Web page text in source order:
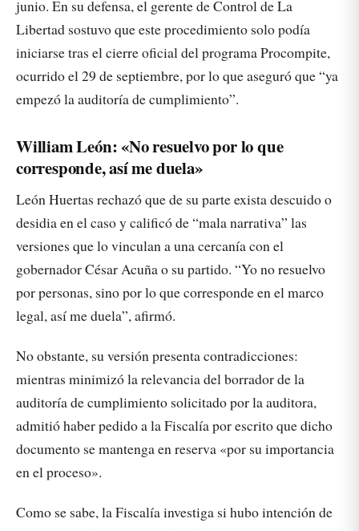
junio. En su defensa, el gerente de Control de La
Libertad sostuvo que este procedimiento solo podía
iniciarse tras el cierre oficial del programa Procompite,
ocurrido el 29 de septiembre, por lo que aseguró que “ya
empezó la auditoría de cumplimiento”.
William León: «No resuelvo por lo que
corresponde, así me duela»
León Huertas rechazó que de su parte exista descuido o
desidia en el caso y calificó de “mala narrativa” las
versiones que lo vinculan a una cercanía con el
gobernador César Acuña o su partido. “Yo no resuelvo
por personas, sino por lo que corresponde en el marco
legal, así me duela”, afirmó.
No obstante, su versión presenta contradicciones:
mientras minimizó la relevancia del borrador de la
auditoría de cumplimiento solicitado por la auditora,
admitió haber pedido a la Fiscalía por escrito que dicho
documento se mantenga en reserva «por su importancia
en el proceso».
Como se sabe, la Fiscalía investiga si hubo intención de